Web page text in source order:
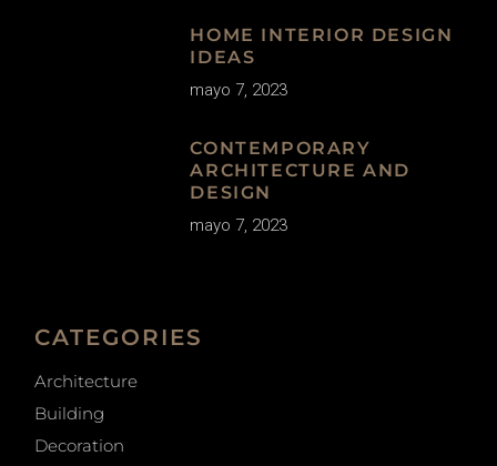
HOME INTERIOR DESIGN
IDEAS
mayo 7, 2023
CONTEMPORARY
ARCHITECTURE AND
DESIGN
mayo 7, 2023
CATEGORIES
Architecture
Building
Decoration